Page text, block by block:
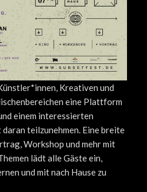
Kreativen und
eine Plattform
einem interessierten
teilzunehmen. Eine breite
Workshop und mehr mit
lädt alle Gäste ein,
und mit nach Hause zu